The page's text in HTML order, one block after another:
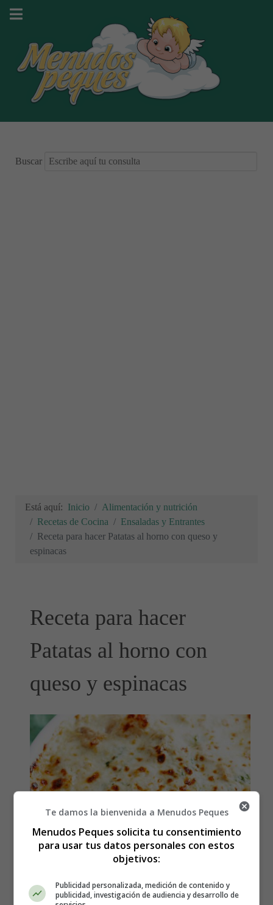
Buscar
Está aquí: Inicio
Alimentación y nutrición
Recetas de Cocina
Ensaladas y Entrantes
Receta para hacer Patatas al horno con queso y
espinacas
Receta para hacer
Patatas al horno con
queso y espinacas
Te damos la bienvenida a Menudos Peques
Menudos Peques solicita tu consentimiento
para usar tus datos personales con estos
objetivos:
Publicidad personalizada, medición de contenido y
publicidad, investigación de audiencia y desarrollo de